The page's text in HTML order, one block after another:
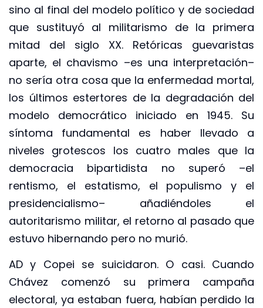
sino al final del modelo político y de sociedad
que sustituyó al militarismo de la primera
mitad del siglo XX. Retóricas guevaristas
aparte, el chavismo –es una interpretación–
no sería otra cosa que la enfermedad mortal,
los últimos estertores de la degradación del
modelo democrático iniciado en 1945. Su
síntoma fundamental es haber llevado a
niveles grotescos los cuatro males que la
democracia bipartidista no superó –el
rentismo, el estatismo, el populismo y el
presidencialismo– añadiéndoles el
autoritarismo militar, el retorno al pasado que
estuvo hibernando pero no murió.
AD y Copei se suicidaron. O casi. Cuando
Chávez comenzó su primera campaña
electoral, ya estaban fuera, habían perdido la